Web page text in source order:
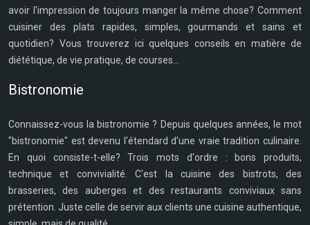
avoir l'impression de toujours manger la même chose? Comment
cuisiner des plats rapides, simples, gourmands et sains et
quotidien? Vous trouverez ici quelques conseils en matière de
diététique, de vie pratique, de courses...
Bistronomie
Connaissez-vous la bistronomie ? Depuis quelques années, le mot
"bistronomie" est devenu l'étendard d'une vraie tradition culinaire.
En quoi consiste-t-elle? Trois mots d'ordre : bons produits,
technique et convivialité. C'est la cuisine des bistrots, des
brasseries, des auberges et des restaurants conviviaux sans
prétention. Juste celle de servir aux clients une cuisine authentique,